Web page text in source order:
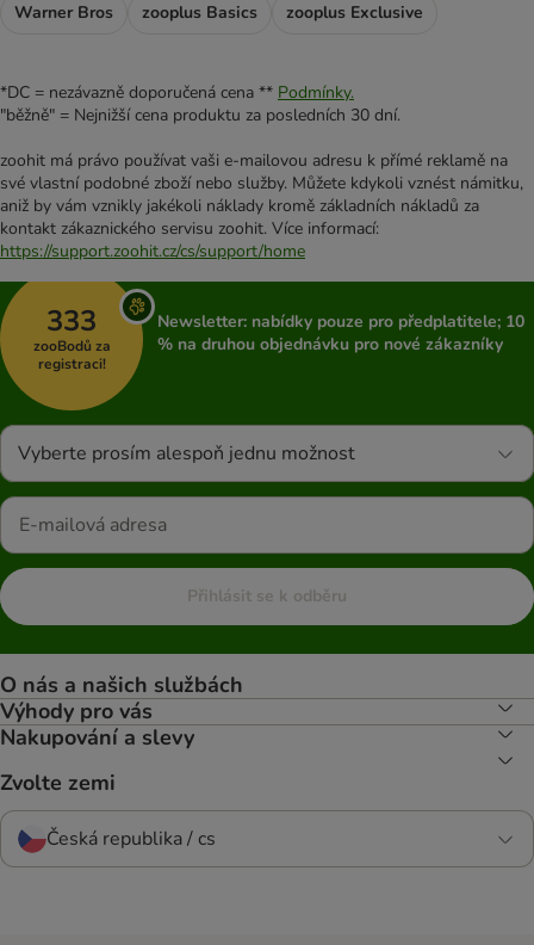
Warner Bros
zooplus Basics zooplus Exclusive
*DC = nezávazně doporučená cena ** Podmínky.
"běžně" = Nejnižší cena produktu za posledních 30 dní.
zoohit má právo používat vaši e-mailovou adresu k přímé reklamě na
své vlastní podobné zboží nebo služby. Můžete kdykoli vznést námitku,
aniž by vám vznikly jakékoli náklady kromě základních nákladů za
kontakt zákaznického servisu zoohit. Více informací:
https://support.zoohit.cz/cs/support/home
333
zooBodů za
registraci!
Newsletter: nabídky pouze pro předplatitele; 10
% na druhou objednávku pro nové zákazníky
Vyberte prosím alespoň jednu možnost
Přihlásit se k odběru
O nás a našich službách
Výhody pro vás
Nakupování a slevy
Zvolte zemi
Česká republika / cs